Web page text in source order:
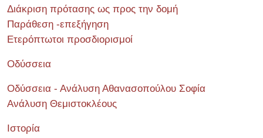
Διάκριση πρότασης ως προς την δομή
Παράθεση -επεξήγηση
Ετερόπτωτοι προσδιορισμοί
Οδύσσεια
Οδύσσεια - Ανάλυση Αθανασοπούλου Σοφία
Ανάλυση Θεμιστοκλέους
Ιστορία